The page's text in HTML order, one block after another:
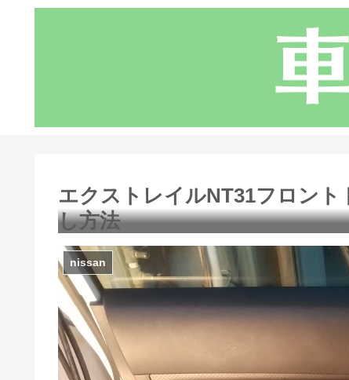
エクストレイルNT31フロン
し方法
nissan